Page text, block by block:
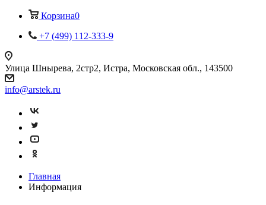
Корзина0
+7 (499) 112-333-9
Улица Шнырева, 2стр2, Истра, Московская обл., 143500
info@arstek.ru
Главная
Информация